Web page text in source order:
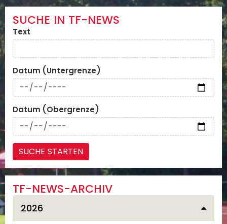
SUCHE IN TF-NEWS
Text
Datum (Untergrenze)
Datum (Obergrenze)
TF-NEWS-ARCHIV
2026